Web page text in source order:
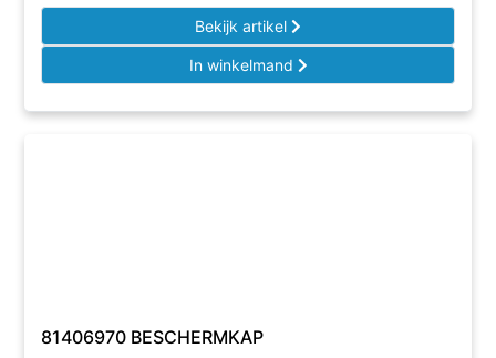
Bekijk artikel
In winkelmand
81406970 BESCHERMKAP